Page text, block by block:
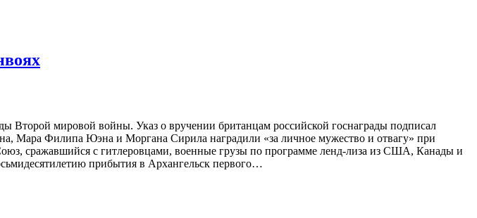
Второй мировой войны. Указ о вручении британцам российской госнаграды подписал
Мара Филипа Юэна и Моргана Сирила наградили «за личное мужество и отвагу» при
сражавшийся с гитлеровцами, военные грузы по программе ленд-лиза из США, Канады и
прибытия в Архангельск первого…